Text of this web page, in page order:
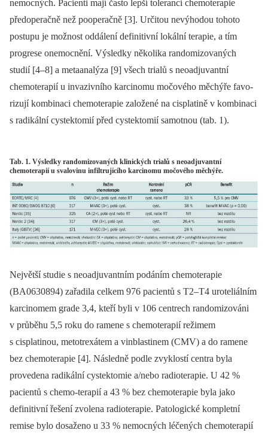
nemocných. Pacienti mají často lepší toleranci chemoterapie
předoperačně než poope­račně [3]. Určitou nevýhodou tohoto
postupu je možnost oddálení definitivní lokální terapie, a tím
progrese onemocnění. Výsledky několika randomizovaných
studií [4–8] a metaanalýza [9] všech trialů s neoadjuvantní
chemoterapií u invaziv­ního karcinomu močového měchýře favo­
rizují kombinaci chemoterapie založené na cisplatině v kombinaci
s radikální cystektomií před cystektomií samotnou (tab. 1).
Tab. 1. Výsledky randomizovaných klinických trialů s neoadjuvantní
chemoterapií u svalovinu infiltrujícího karcinomu močového měchýře.
Největší studie s neoadjuvantním po­dá­ním chemoterapie
(BA0630894) zařa­dila celkem 976 pacientů s T2–T4 uroteliálním
karcinomem grade 3,4, kteří byli v 106 cen­trech randomizováni
v průběhu 5,5 roku do ramene s chemoterapií režimem
s cisplatinou, metotrexátem a vinblastinem (CMV) a do ramene
bez chemoterapie [4]. Následně podle zvyklostí centra byla
provedena radikální cystektomie a/nebo radioterapie. U 42 %
pacientů s chemo­-te­rapií a 43 % bez chemoterapie byla jako
definitivní řešení zvolena radioterapie. Patologické kompletní
remise bylo dosa­ženo u 33 % nemocných léčených chemoterapií